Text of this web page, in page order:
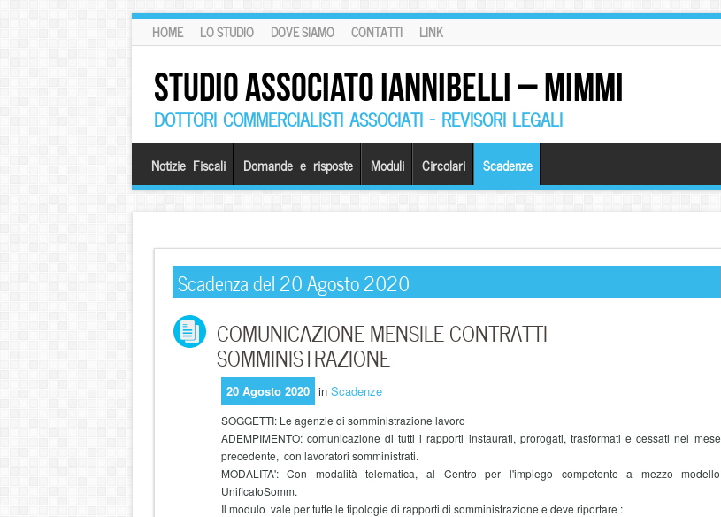
HOME LO STUDIO DOVE SIAMO CONTATTI LINK
STUDIO ASSOCIATO IANNIBELLI – MIMMI
DOTTORI COMMERCIALISTI ASSOCIATI – REVISORI LEGALI
Notizie Fiscali Domande e risposte Moduli Circolari Scadenze
Scadenza del 20 Agosto 2020
COMUNICAZIONE MENSILE CONTRATTI
SOMMINISTRAZIONE
20 Agosto 2020 in Scadenze
SOGGETTI: Le agenzie di somministrazione lavoro
ADEMPIMENTO: comunicazione di tutti i rapporti instaurati, prorogati, trasformati e cessati nel mese
precedente, con lavoratori somministrati.
MODALITA': Con modalità telematica, al Centro per l'impiego competente a mezzo modello
UnificatoSomm.
Il modulo vale per tutte le tipologie di rapporti di somministrazione e deve riportare :